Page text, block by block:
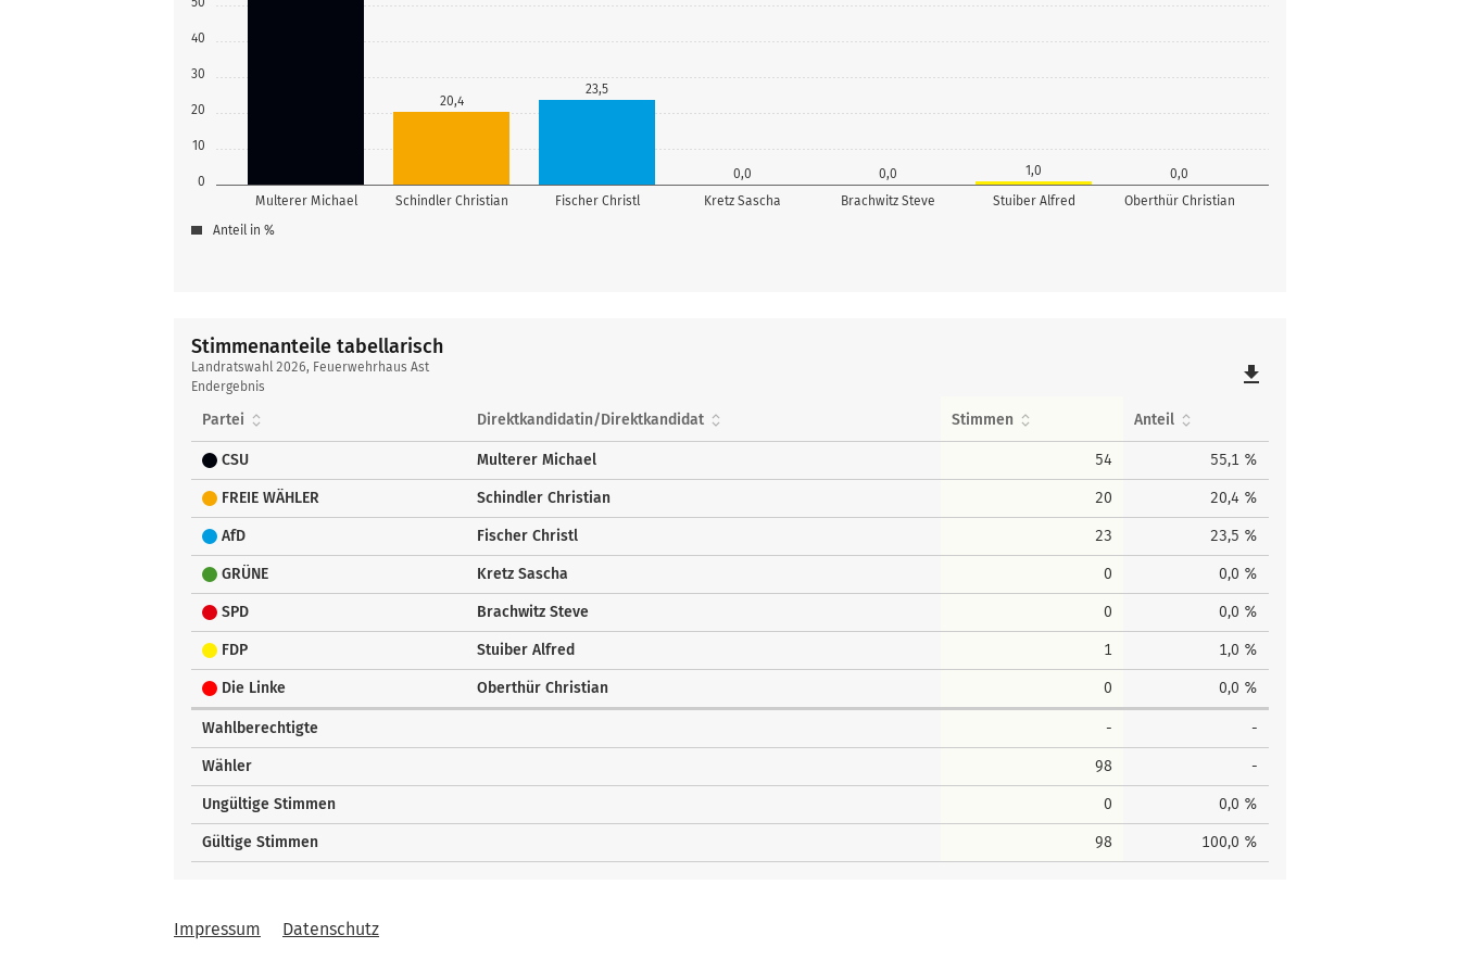
0
10
20
30
40
Multerer Michael Schindler Christian Fischer Christl Kretz Sascha Brachwitz Steve Stuiber Alfred Oberthür Christian
20,4
23,5
0,0 0,0 1,0 0,0
Anteil in %
Stimmenanteile tabellarisch
Stimmenanteile
tabellarisch
Landratswahl 2026, Feuerwehrhaus Ast
Endergebnis
file_download
Partei Direktkandidatin/Direktkandidat Stimmen Anteil
CSU Multerer Michael 54 55,1 %
FREIE WÄHLER Schindler Christian 20 20,4 %
AfD Fischer Christl 23 23,5 %
GRÜNE Kretz Sascha 0 0,0 %
SPD Brachwitz Steve 0 0,0 %
FDP Stuiber Alfred 1 1,0 %
Die Linke Oberthür Christian 0 0,0 %
Wahlberechtigte - -
Wähler 98 -
Ungültige Stimmen 0 0,0 %
Gültige Stimmen 98 100,0 %
Impressum Datenschutz